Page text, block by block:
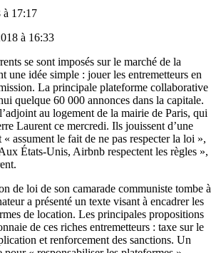
à 17:17
à 16:33
se sont imposés sur le marché de la
une idée simple : jouer les entremetteurs en
La principale plateforme collaborative
quelque 60 000 annonces dans la capitale.
au logement de la mairie de Paris, qui
Laurent ce mercredi. Ils jouissent d’une
assument le fait de ne pas respecter la loi »,
États-Unis, Airbnb respectent les règles »,
de loi de son camarade communiste tombe à
a présenté un texte visant à encadrer les
de location. Les principales propositions
de ces riches entremetteurs : taxe sur le
et renforcement des sanctions. Un